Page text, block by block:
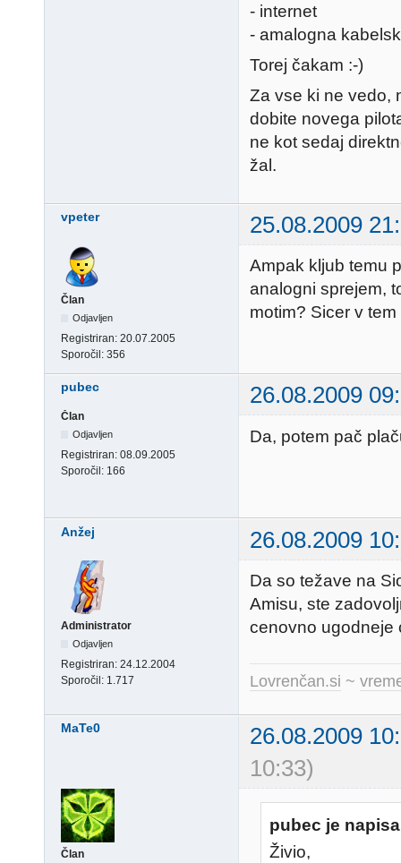
- internet
- amalogna
Torej čakam :-)
Za vse ki ne vedo,
dobite novega
ne kot sedaj
žal.
vpeter 25.08.2009
Član
Odjavljen
Registriran: 20.07.2005
Sporočil: 356
Ampak kljub temu
analogni sprejem,
motim? Sicer v
pubec 26.08.2009
Član
Odjavljen
Registriran: 08.09.2005
Sporočil: 166
Da, potem pač
Anžej 26.08.2009
Administrator
Odjavljen
Registriran: 24.12.2004
Sporočil: 1.717
Da so težave na
Amisu, ste
cenovno ugodneje
Lovrenčan.si ~
MaTe0
26.08.2009
10:33)
Član
pubec je
Živio,